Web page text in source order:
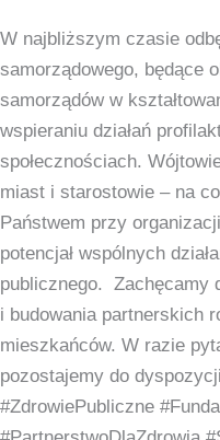
W najbliższym czasie
samorządowego, będące
samorządów w
wspieraniu działań
społecznościach.
miast i starostowie – na
Państwem przy
potencjał wspólnych
publicznego. Zachęcamy
i budowania partnerskich
mieszkańców. W razie
pozostajemy do
#ZdrowiePubliczne